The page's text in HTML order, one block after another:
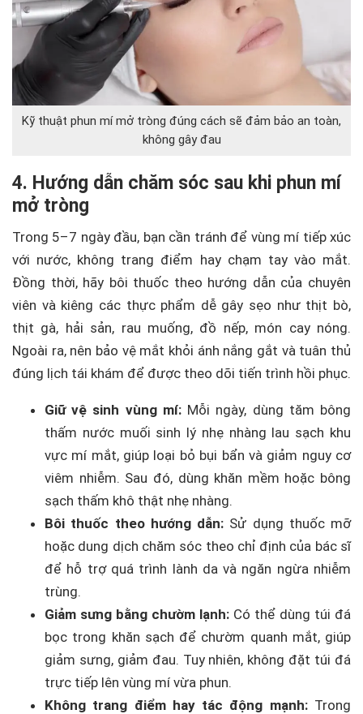
Kỹ thuật phun mí mở tròng đúng cách sẽ đảm bảo an toàn,
không gây đau
4. Hướng dẫn chăm sóc sau khi phun mí
mở tròng
Trong 5–7 ngày đầu, bạn cần tránh để vùng mí tiếp xúc
với nước, không trang điểm hay chạm tay vào mắt.
Đồng thời, hãy bôi thuốc theo hướng dẫn của chuyên
viên và kiêng các thực phẩm dễ gây sẹo như thịt bò,
thịt gà, hải sản, rau muống, đồ nếp, món cay nóng.
Ngoài ra, nên bảo vệ mắt khỏi ánh nắng gắt và tuân thủ
đúng lịch tái khám để được theo dõi tiến trình hồi phục.
Giữ vệ sinh vùng mí:Mỗi ngày, dùng tăm bông
thấm nước muối sinh lý nhẹ nhàng lau sạch khu
vực mí mắt, giúp loại bỏ bụi bẩn và giảm nguy cơ
viêm nhiễm. Sau đó, dùng khăn mềm hoặc bông
sạch thấm khô thật nhẹ nhàng.
Bôi thuốc theo hướng dẫn: Sử dụng thuốc mỡ
hoặc dung dịch chăm sóc theo chỉ định của bác sĩ
để hỗ trợ quá trình lành da và ngăn ngừa nhiễm
trùng.
Giảm sưng bằng chườm lạnh: Có thể dùng túi đá
bọc trong khăn sạch để chườm quanh mắt, giúp
giảm sưng, giảm đau. Tuy nhiên, không đặt túi đá
trực tiếp lên vùng mí vừa phun.
Không trang điểm hay tác động mạnh:Trong